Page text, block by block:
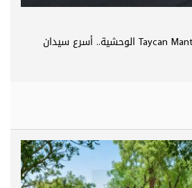
بورشه تطلق Taycan Manthey Kit الوحشية.. أسرع سيدان